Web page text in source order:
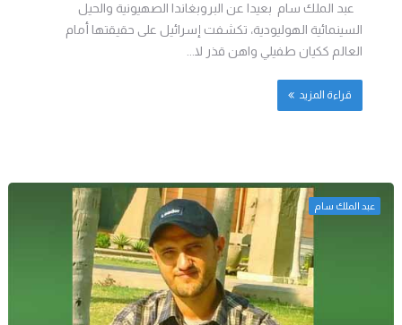
عبد الملك سام بعيدا عن البروبغاندا الصهيونية والحيل
السينمائية الهوليودية، تكشفت إسرائيل على حقيقتها أمام
العالم ككيان طفيلي واهن قذر لا...
قراءة المزيد
عبد الملك سام